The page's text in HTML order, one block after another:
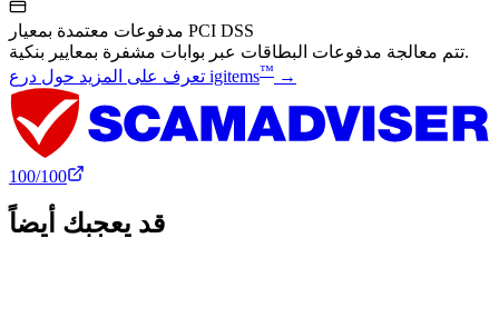
مدفوعات معتمدة بمعيار PCI DSS
تتم معالجة مدفوعات البطاقات عبر بوابات مشفرة بمعايير بنكية.
تعرف على المزيد حول درع igitems™ →
100/100
قد يعجبك أيضاً